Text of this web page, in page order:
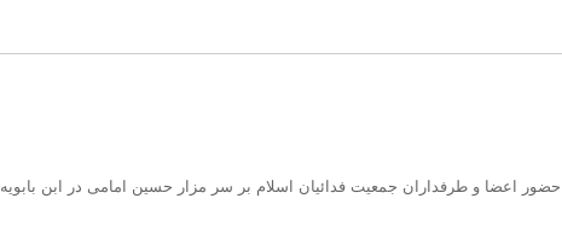
حضور اعضا و طرفداران جمعیت فدائیان اسلام بر سر مزار حسین امامی در ابن بابویه